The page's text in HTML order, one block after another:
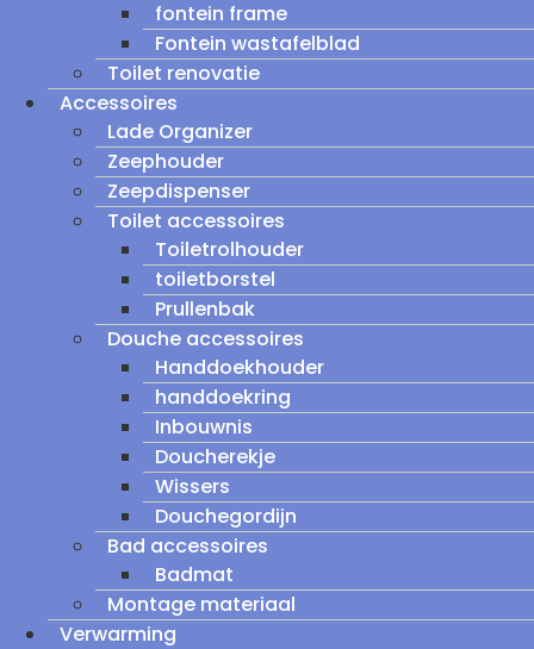
fontein frame
Fontein wastafelblad
Toilet renovatie
Accessoires
Lade Organizer
Zeephouder
Zeepdispenser
Toilet accessoires
Toiletrolhouder
toiletborstel
Prullenbak
Douche accessoires
Handdoekhouder
handdoekring
Inbouwnis
Doucherekje
Wissers
Douchegordijn
Bad accessoires
Badmat
Montage materiaal
Verwarming